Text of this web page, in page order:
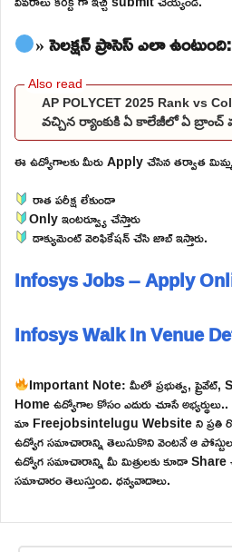
» సెలక్షన్ ప్రాసెస్ ఎలా ఉంటుంది:
AP POLYCET 2025 Rank vs
వచ్చిన ర్యాంకుకి ఏ కాలేజీలో ఏ బ్రాంచ్
ఈ ఉద్యోగాలకు మీరు Apply చేసిన తర్వాత
రాత పరీక్ష లేకుండా
Only ఇంటర్వ్యూ చేస్తారు
డాక్యుమెంట్ వెరిఫికేషన్ చేసి జాబ్ ఇస్తారు.
Infosys Jobs – Apply
Infosys Walk In Venue
Important Note: మీలో ప్రభుత్వ,
Home ఉద్యోగాల కోసం ఎదురు చూసే
మా Freejobsintelugu Website ని ప్రతి
ఉద్యోగ సమాచారాన్ని తెలుసుకొని వెంటనే ఆ
ఉద్యోగ సమాచారాన్ని మీ మిత్రులకు కూడా
సమాచారం తెలుస్తుంది. ధన్యవాదాలు.